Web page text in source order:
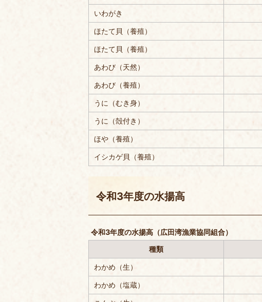
いわがき
ほたて貝（養殖）
ほたて貝（養殖）
あわび（天然）
あわび（養殖）
うに（むき身）
うに（殻付き）
ほや（養殖）
イシカゲ貝（養殖）
令和3年度の水揚高
令和3年度の水揚高（広田湾漁業協同組合）
種類
わかめ（生）
わかめ（塩蔵）